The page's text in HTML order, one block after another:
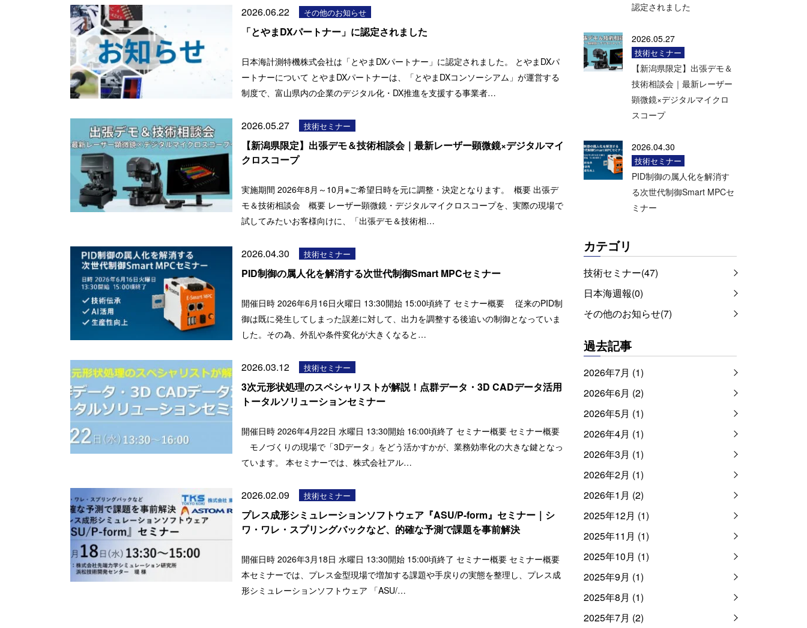
2026.06.22 その他のお知らせ
「とやまDXパートナー」に認定されました
日本海計測特機株式会社は「とやまDXパートナー」に認定されました。 とやまDXパ
ートナーについて とやまDXパートナーは、「とやまDXコンソーシアム」が運営する
制度で、富山県内の企業のデジタル化・DX推進を支援する事業者…
2026.05.27 技術セミナー
【新潟県限定】出張デモ＆技術相談会｜最新レーザー顕微鏡×デジタルマイ
クロスコープ
実施期間 2026年8月～10月※ご希望日時を元に調整・決定となります。 概要 出張デ
モ＆技術相談会 概要 レーザー顕微鏡・デジタルマイクロスコープを、実際の現場で
試してみたいお客様向けに、「出張デモ＆技術相…
2026.04.30 技術セミナー
PID制御の属人化を解消する次世代制御Smart MPCセミナー
開催日時 2026年6月16日火曜日 13:30開始 15:00頃終了 セミナー概要 従来のPID制
御は既に発生してしまった誤差に対して、出力を調整する後追いの制御となっていま
した。その為、外乱や条件変化が大きくなると…
2026.03.12 技術セミナー
3次元形状処理のスペシャリストが解説！点群データ・3D CADデータ活用
トータルソリューションセミナー
開催日時 2026年4月22日 水曜日 13:30開始 16:00頃終了 セミナー概要 セミナー概要
モノづくりの現場で「3Dデータ」をどう活かすかが、業務効率化の大きな鍵となっ
ています。 本セミナーでは、株式会社アル…
2026.02.09 技術セミナー
プレス成形シミュレーションソフトウェア『ASU/P-form』セミナー｜シ
ワ・ワレ・スプリングバックなど、的確な予測で課題を事前解決
開催日時 2026年3月18日 水曜日 13:30開始 15:00頃終了 セミナー概要 セミナー概要
本セミナーでは、プレス金型現場で増加する課題や手戻りの実態を整理し、プレス成
形シミュレーションソフトウェア 「ASU/…
認定されました
2026.05.27
技術セミナー
【新潟県限定】出張デモ＆
技術相談会｜最新レーザー
顕微鏡×デジタルマイクロ
スコープ
2026.04.30
技術セミナー
PID制御の属人化を解消す
る次世代制御Smart MPCセ
ミナー
カテゴリ
技術セミナー(47)
日本海週報(0)
その他のお知らせ(7)
過去記事
2026年7月 (1)
2026年6月 (2)
2026年5月 (1)
2026年4月 (1)
2026年3月 (1)
2026年2月 (1)
2026年1月 (2)
2025年12月 (1)
2025年11月 (1)
2025年10月 (1)
2025年9月 (1)
2025年8月 (1)
2025年7月 (2)